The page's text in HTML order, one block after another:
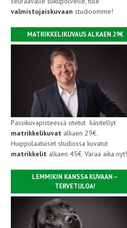
valmistujaiskuvaan studioomme!
MATRIKKELIKUVAUS ALKAEN 29€
Passikuvapisteessä otetut käsitellyt
matrikkelikuvat alkaen 29€.
Huippulaatuiset studiossa kuvatut
matrikkelit alkaen 45€. Varaa aika nyt!
LEMMIKIN KANSSA KUVAAN –
TERVETULOA!